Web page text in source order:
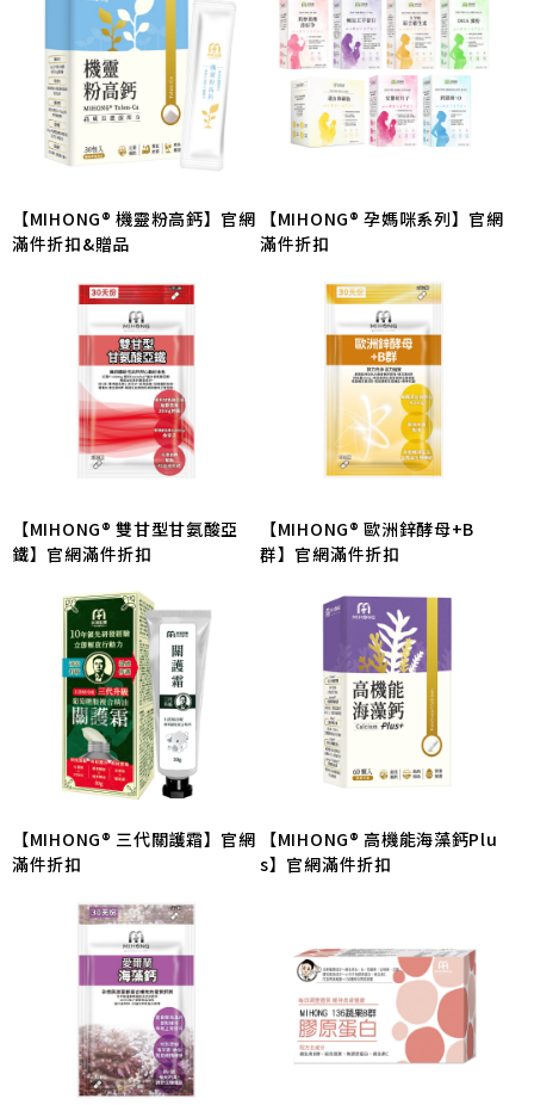
【MIHONG® 機靈粉高鈣】官網
滿件折扣&贈品
【MIHONG® 孕媽咪系列】官網
滿件折扣
【MIHONG® 雙甘型甘氨酸亞
鐵】官網滿件折扣
【MIHONG® 歐洲鋅酵母+B
群】官網滿件折扣
【MIHONG® 三代關護霜】官網
滿件折扣
【MIHONG® 高機能海藻鈣Plu
s】官網滿件折扣